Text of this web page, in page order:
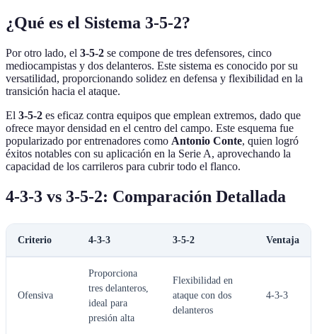
¿Qué es el Sistema 3-5-2?
Por otro lado, el 3-5-2 se compone de tres defensores, cinco
mediocampistas y dos delanteros. Este sistema es conocido por su
versatilidad, proporcionando solidez en defensa y flexibilidad en la
transición hacia el ataque.
El 3-5-2 es eficaz contra equipos que emplean extremos, dado que
ofrece mayor densidad en el centro del campo. Este esquema fue
popularizado por entrenadores como Antonio Conte, quien logró
éxitos notables con su aplicación en la Serie A, aprovechando la
capacidad de los carrileros para cubrir todo el flanco.
4-3-3 vs 3-5-2: Comparación Detallada
Criterio 4-3-3 3-5-2 Ventaja
Ofensiva
Proporciona
tres delanteros,
ideal para
presión alta
Flexibilidad en
ataque con dos
delanteros
4-3-3